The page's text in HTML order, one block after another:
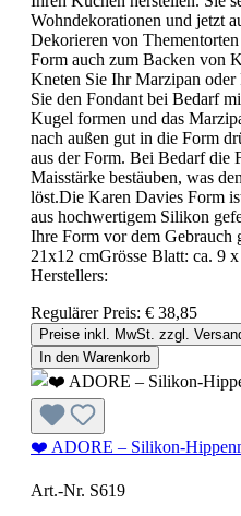
Wohndekorationen und jetzt
Dekorieren von
Form auch zum Backen von
Kneten Sie Ihr Marzipan
Sie den Fondant bei Bedarf
Kugel formen und das
nach außen gut in die Form
aus der Form. Bei Bedarf die
Maisstärke bestäuben, was
löst.Die Karen Davies Form
aus hochwertigem Silikon
Ihre Form vor dem Gebrauch
21x12 cmGrösse Blatt: ca. 9
Herstellers:
Regulärer Preis: € 38,85
Preise inkl. MwSt. zzgl.
In den Warenkorb
❤️ ADORE – Silikon-
Art.-Nr. S619